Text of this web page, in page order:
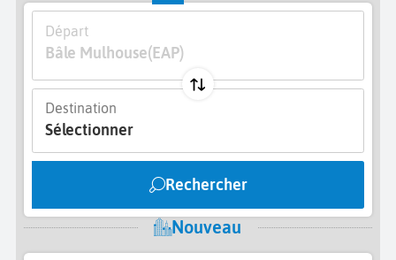
Départ
Bâle Mulhouse(EAP)
Destination
Sélectionner
Rechercher
Nouveau